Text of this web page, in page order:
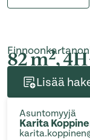
82 m2,
Lisää
Asuntomyyjä
Karita